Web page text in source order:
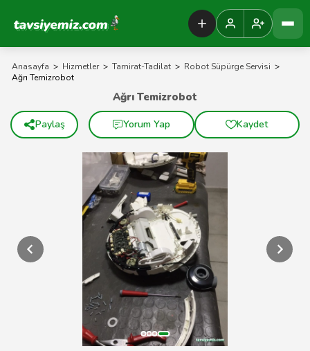
Tavsiyemiz Anasayfa
Anasayfa > Hizmetler > Tamirat-Tadilat > Robot Süpürge Servisi >
Ağrı Temizrobot
Ağrı Temizrobot
Paylaş Yorum Yap Kaydet